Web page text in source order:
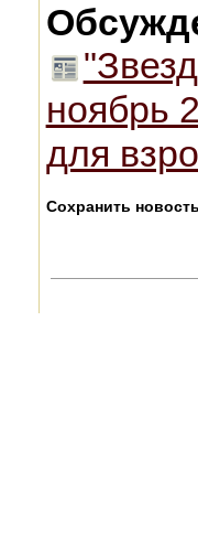
ноябрь
для
Сохранить